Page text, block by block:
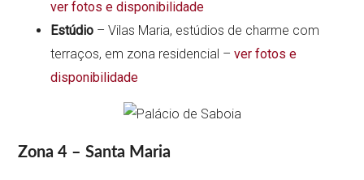
ver fotos e disponibilidade
Estúdio – Vilas Maria, estúdios de charme com
terraços, em zona residencial –ver fotos e
disponibilidade
Zona 4 – Santa Maria